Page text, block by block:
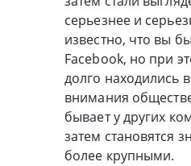
серьезнее и
известно, что вы
Facebook, но при
долго находились
внимания
бывает у других
затем становятся
более крупными.